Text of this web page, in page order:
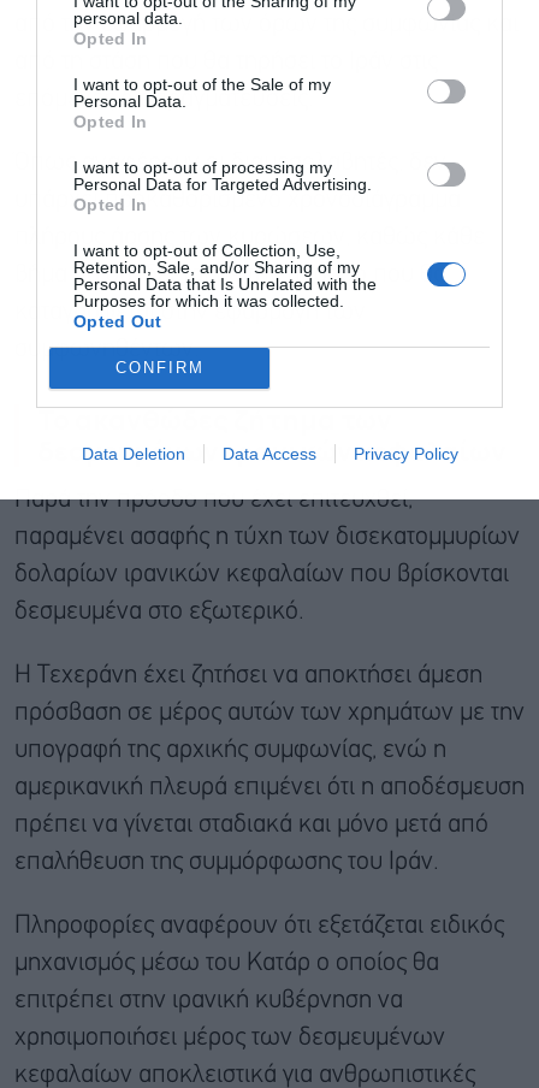
personal data.
Opted In
I want to opt-out of the Sale of my
Personal Data.
Opted In
I want to opt-out of processing my
Personal Data for Targeted Advertising.
Opted In
I want to opt-out of Collection, Use,
Retention, Sale, and/or Sharing of my
Personal Data that Is Unrelated with the
Purposes for which it was collected.
Opted Out
CONFIRM
Data Deletion Data Access Privacy Policy
από την εφαρμογή των όρων της συμφωνίας και
επόμενες διαπραγματεύσεις.
Όπως αναφέρουν οι διαμεσολαβητές, δεν
υπάρχει προκαθορισμένο χρονοδιάγραμμα
βήμα θα συνδέεται με την πρόοδο που θα
καταγράφεται στην εφαρμογή των
συμφωνηθέντων.
Το ακανθώδες ζήτημα των
δεσμευμένων ιρανικών κεφαλαίων
Παρά την πρόοδο που έχει επιτευχθεί,
παραμένει ασαφής η τύχη των δισεκατομμυρίων
δολαρίων ιρανικών κεφαλαίων που βρίσκονται
δεσμευμένα στο εξωτερικό.
Η Τεχεράνη έχει ζητήσει να αποκτήσει άμεση
πρόσβαση σε μέρος αυτών των χρημάτων με την
υπογραφή της αρχικής συμφωνίας, ενώ η
αμερικανική πλευρά επιμένει ότι η αποδέσμευση
πρέπει να γίνεται σταδιακά και μόνο μετά από
επαλήθευση της συμμόρφωσης του Ιράν.
Πληροφορίες αναφέρουν ότι εξετάζεται ειδικός
μηχανισμός μέσω του Κατάρ ο οποίος θα
επιτρέπει στην ιρανική κυβέρνηση να
χρησιμοποιήσει μέρος των δεσμευμένων
κεφαλαίων αποκλειστικά για ανθρωπιστικές